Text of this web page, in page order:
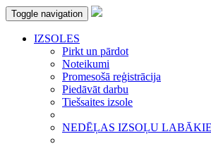
Toggle navigation
IZSOLES
Pirkt un pārdot
Noteikumi
Promesošā reģistrācija
Piedāvāt darbu
Tiešsaites izsole
NEDĒĻAS IZSOĻU